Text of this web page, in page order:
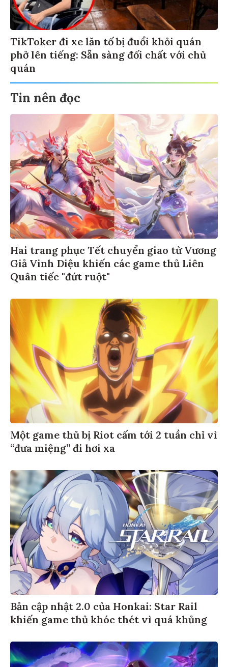
TikToker đi xe lăn tố bị đuổi khỏi quán
phở lên tiếng: Sẵn sàng đối chất với chủ
quán
Tin nên đọc
Hai trang phục Tết chuyển giao từ Vương
Giả Vinh Diệu khiến các game thủ Liên
Quân tiếc "đứt ruột"
Một game thủ bị Riot cấm tới 2 tuần chỉ vì
“đưa miệng” đi hơi xa
Bản cập nhật 2.0 của Honkai: Star Rail
khiến game thủ khóc thét vì quá khủng